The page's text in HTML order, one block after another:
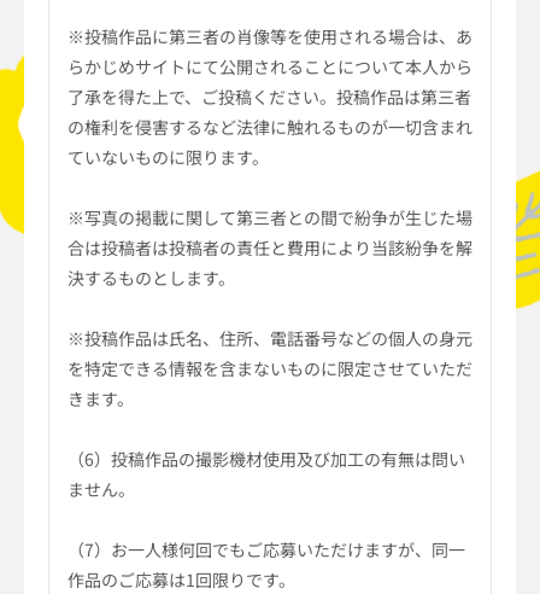
※投稿作品に第三者の肖像等を使用される場合は、あ
らかじめサイトにて公開されることについて本人から
了承を得た上で、ご投稿ください。投稿作品は第三者
の権利を侵害するなど法律に触れるものが一切含まれ
ていないものに限ります。
※写真の掲載に関して第三者との間で紛争が生じた場
合は投稿者は投稿者の責任と費用により当該紛争を解
決するものとします。
※投稿作品は氏名、住所、電話番号などの個人の身元
を特定できる情報を含まないものに限定させていただ
きます。
（6）投稿作品の撮影機材使用及び加工の有無は問い
ません。
（7）お一人様何回でもご応募いただけますが、同一
作品のご応募は1回限りです。